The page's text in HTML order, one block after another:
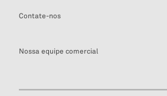
Contate-nos
Nossa equipe comercial